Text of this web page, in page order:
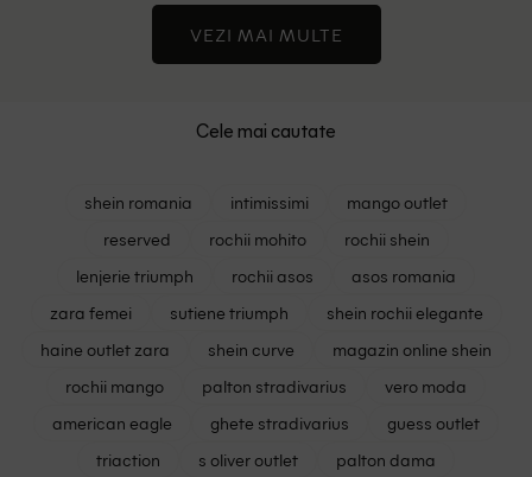
VEZI MAI MULTE
Cele mai cautate
shein romania intimissimi
mango outlet
reserved
rochii mohito
rochii shein
lenjerie triumph
rochii asos
asos romania
zara femei
sutiene triumph
shein rochii elegante
haine outlet zara
shein curve
magazin online shein
rochii mango
palton stradivarius
vero moda
american eagle
ghete stradivarius
guess outlet
triaction
s oliver outlet
palton dama